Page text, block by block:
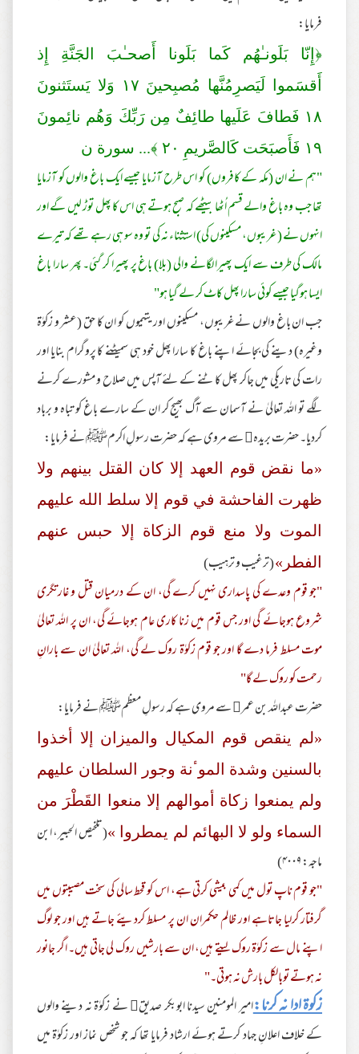
فرمایا:
﴿إِنّا بَلَونـٰهُم كَما بَلَونا أَصحـٰبَ الجَنَّةِ إِذ
أَقسَموا لَيَصرِ‌مُنَّها مُصبِحينَ ١٧ وَلا يَستَثنونَ
١٨ فَطافَ عَلَيها طائِفٌ مِن رَ‌بِّكَ وَهُم نائِمونَ
١٩ فَأَصبَحَت كَالصَّر‌يمِ ٢٠ ﴾... سورة ن
"ہم نے ان (مکہ کے کافروں) کو اس طرح آزمایا جیسے ایک باغ والوں کو آزمایا
تھا جب وہ باغ والے قسم اُٹھا بیٹھے کہ صبح ہوتے ہی اس کا پھل توڑ لیں گے اور
انہوں نے ( غریبوں، مسکینوں کی) استثناء نہ کی تو وہ سو ہی رہے تھے کہ تیرے
مالک کی طرف سے ایک پھیرا لگانے والی (بلا) باغ پر پھیرا کر گئی۔ پھر سارا باغ
ایسا ہوگیا جیسے کوئی سارا پھل کاٹ کر لے گیا ہو"
جب ان باغ والوں نے غریبوں، مسکینوں اور یتیموں کو ان کا حق (عشر و زکوٰة
وغیرہ) دینے کی بجائے اپنے باغ کا سارا پھل خود ہی سمیٹنے کا پروگرام بنایا اور
رات کی تاریکی میں جاکر پھل کاٹنے کے لئے آپس میں صلاح و مشورے کرنے
لگے تو اللہ تعالیٰ نے آسمان سے آگ بھیج کر ان کے سارے باغ کو تباہ و برباد
کردیا۔ حضرت بریدہ سے مروی ہے کہ حضرت رسولِ اکرمﷺ نے فرمایا:
«ما نقض قوم العهد إلا کان القتل بينهم ولا
ظهرت الفاحشة في قوم إلا سلط الله عليهم
الموت ولا منع قوم الزکاة إلا حبس عنهم
الفطر»(ترغیب و ترہیب)
"جو قوم وعدے کی پاسداری نہیں کرے گی، ان کے درمیان قتل و غارتگری
شروع ہوجائے گی اور جس قوم میں زنا کاری عام ہوجائے گی، ان پر اللہ تعالیٰ
موت مسلط فرما دے گا اور جو قوم زکوٰة روک لے گی، اللہ تعالیٰ ان سے بارانِ
رحمت کو روک لے گا"
حضرت عبداللہ بن عمر سے مروی ہے کہ رسولِ معظمﷺ نے فرمایا:
«لم ينقص قوم المکيال والميزان إلا أخذوا
بالسنين وشدة الموٴنة وجور السلطان عليهم
ولم يمنعوا زکاة أموالهم إلا منعوا القَطْرَ من
السماء ولو لا البهائم لم يمطروا »(تلخیص الحبیر، ابن
ماجہ: ۴۰۰۹)
"جو قوم ناپ تول میں کمی بیشی کرتی ہے، اس کو قحط سالی کی سخت مصیبتوں میں
گرفتار کرلیا جاتاہے اور ظالم حکمران ان پر مسلط کردیئے جاتے ہیں اور جو لوگ
اپنے مال سے زکوٰة روک لیتے ہیں، ان سے بارشیں روک لی جاتی ہیں۔ اگر جانور
نہ ہوتے توبالکل بارش نہ ہوتی۔"
زکوة ادا نہ کرنا:
امیر المومنین سیدنا ابوبکر صدیق نے زکوٰة نہ دینے والوں
کے خلاف اعلانِ جہاد کرتے ہوئے ارشاد فرمایا تھا کہ جو شخص نماز اور زکوٰة میں